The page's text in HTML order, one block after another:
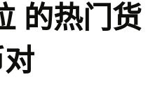
的热门货